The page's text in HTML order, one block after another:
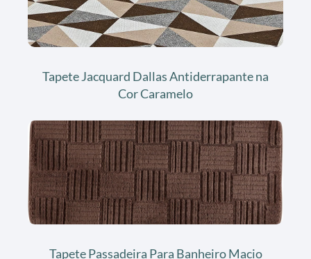
Tapete Jacquard Dallas Antiderrapante na
Cor Caramelo
Tapete Passadeira Para Banheiro Macio